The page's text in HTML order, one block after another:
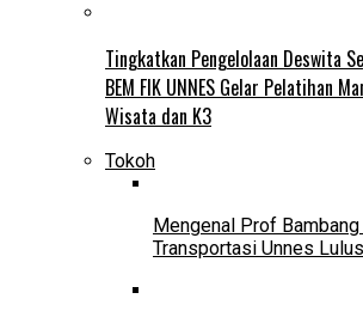
Tingkatkan Pengelolaan Deswita
BEM FIK UNNES Gelar Pelatihan
Wisata dan K3
Tokoh
Mengenal Prof
Transportasi Unnes